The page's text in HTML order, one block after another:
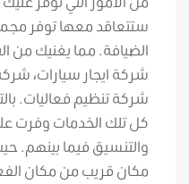
ستتعاقد معها توفر
الضيافة. مما يغنيك من
شركة ايجار سيارات،
شركة تنظيم فعاليات.
كل تلك الخدمات وفرت
والتنسيق فيما بينهم.
مكان قريب من مكان